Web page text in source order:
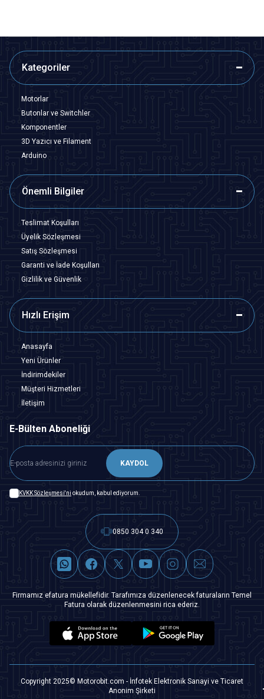
Kategoriler
Motorlar
Butonlar ve Switchler
Komponentler
3D Yazıcı ve Filament
Arduino
Önemli Bilgiler
Teslimat Koşulları
Üyelik Sözleşmesi
Satış Sözleşmesi
Garanti ve İade Koşulları
Gizlilik ve Güvenlik
Hızlı Erişim
Anasayfa
Yeni Ürünler
İndirimdekiler
Müşteri Hizmetleri
İletişim
E-Bülten Aboneliği
KAYDOL
KVKK Sözleşmesi'ni okudum, kabul ediyorum.
0850 304 0 340
Firmamız efatura mükellefidir. Tarafımıza düzenlenecek faturaların Temel
Fatura olarak düzenlenmesini rica ederiz.
Copyright 2025© Motorobit.com - İnfotek Elektronik Sanayi ve Ticaret
Anonim Şirketi